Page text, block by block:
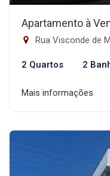
Apartamento à
Rua Visconde de
2 Quartos 2
Mais informações